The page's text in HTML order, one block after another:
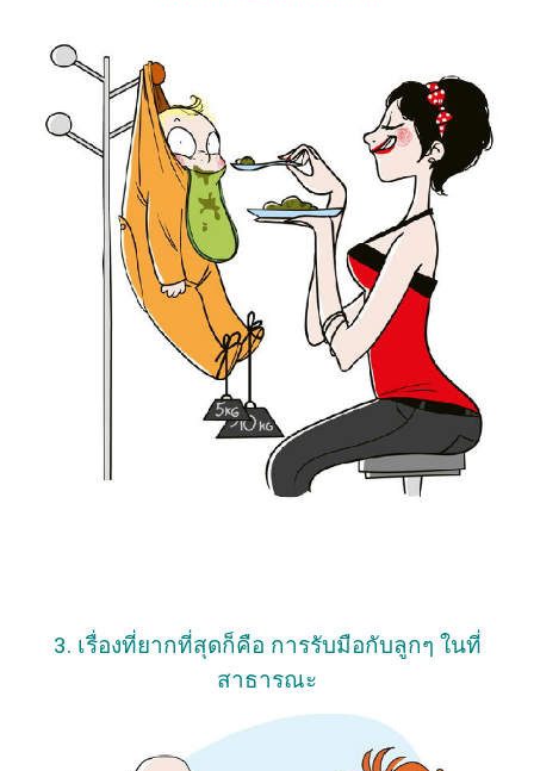
3. เรื่องที่ยากที่สุดก็คือ การรับมือกับลูกๆ ในที่
สาธารณะ